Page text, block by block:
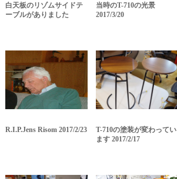
白天板のリゾムサイドテ
ーブルがありました
当時のT-710の光景
2017/3/20
R.I.P.Jens Risom 2017/2/23
T-710の塗装が変わってい
ます 2017/2/17